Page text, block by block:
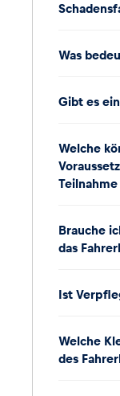
Was
Gibt es
Welche
Brauche
das
Ist
Welche
des